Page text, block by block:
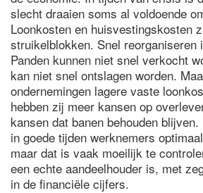
slecht draaien soms al voldoende
Loonkosten en huisvestingskosten
struikelblokken. Snel reorganiseren
Panden kunnen niet snel verkocht
kan niet snel ontslagen worden.
ondernemingen lagere vaste
hebben zij meer kansen op
kansen dat banen behouden
in goede tijden werknemers
maar dat is vaak moeilijk te
een echte aandeelhouder is, met
in de financiële cijfers.